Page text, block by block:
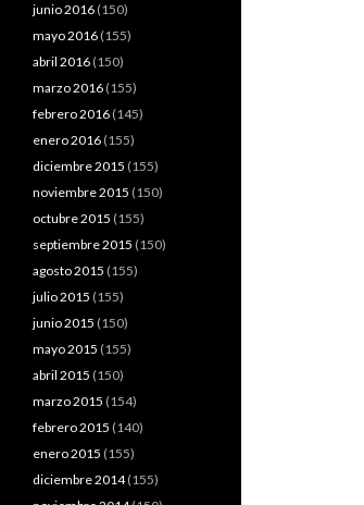
junio 2016 (150)
mayo 2016 (155)
abril 2016 (150)
marzo 2016 (155)
febrero 2016 (145)
enero 2016 (155)
diciembre 2015 (155)
noviembre 2015 (150)
octubre 2015 (155)
septiembre 2015 (150)
agosto 2015 (155)
julio 2015 (155)
junio 2015 (150)
mayo 2015 (155)
abril 2015 (150)
marzo 2015 (154)
febrero 2015 (140)
enero 2015 (155)
diciembre 2014(155)